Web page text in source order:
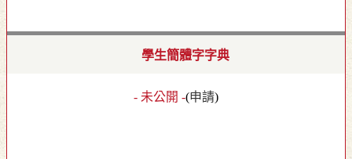
學生簡體字字典
- 未公開 -(申請)